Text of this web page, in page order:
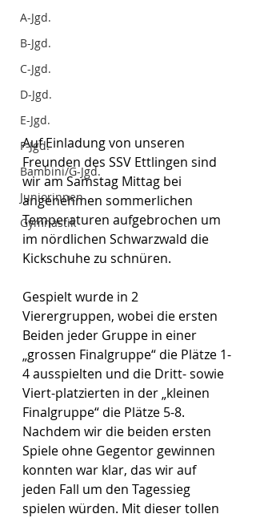
A-Jgd.
B-Jgd.
C-Jgd.
D-Jgd.
E-Jgd.
F-Jgd.
Bambini/G-Jgd.
Juniorinnen
Gymnastik
Auf Einladung von unseren
Freunden des SSV Ettlingen sind
wir am Samstag Mittag bei
angenehmen sommerlichen
Temperaturen aufgebrochen um
im nördlichen Schwarzwald die
Kickschuhe zu schnüren.
Gespielt wurde in 2
Vierergruppen, wobei die ersten
Beiden jeder Gruppe in einer
„grossen Finalgruppe“ die Plätze 1-
4 ausspielten und die Dritt- sowie
Viert-platzierten in der „kleinen
Finalgruppe“ die Plätze 5-8.
Nachdem wir die beiden ersten
Spiele ohne Gegentor gewinnen
konnten war klar, das wir auf
jeden Fall um den Tagessieg
spielen würden. Mit dieser tollen